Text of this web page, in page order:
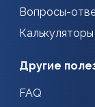
Вопросы-
Калькуляторы
Другие
FAQ